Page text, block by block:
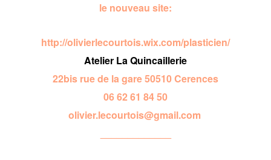
le nouveau site:
http://olivierlecourtois.wix.com/plasticien/
Atelier La Quincaillerie
22bis rue de la gare 50510 Cerences
06 62 61 84 50
olivier.lecourtois@gmail.com